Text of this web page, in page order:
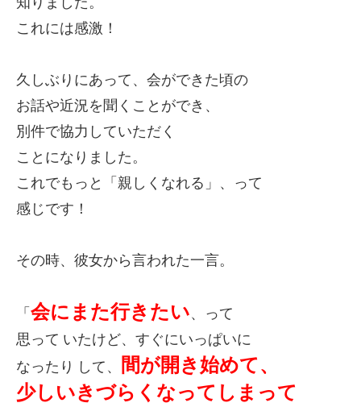
これには感激！
久しぶりにあって、会ができた頃の
お話や近況を聞くことができ、
別件で協力していただく
ことになりました。
これでもっと「親しくなれる」、って
感じです！
その時、彼女から言われた一言。
「 会にまた行きたい、って
思って いたけど、すぐにいっぱいに
なったり して、
間が開き始めて、
少しいきづらく なってしまって